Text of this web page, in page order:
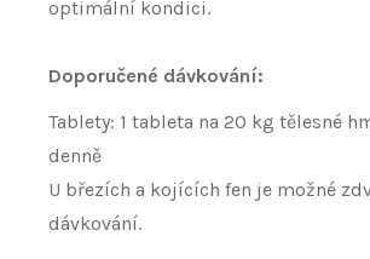
optimální kondici.
Doporučené dávkování:
Tablety: 1 tableta na 20 kg tělesné
denně
U březích a kojících fen je možné
dávkování.